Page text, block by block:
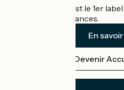
Accueil Vélo c'est le 1er
cyclistes en vacances.
En
Devenir